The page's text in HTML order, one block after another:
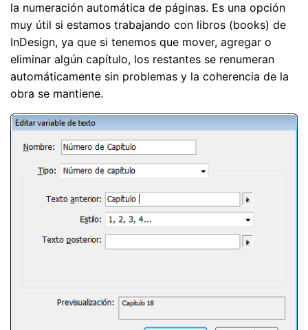
la numeración automática de páginas. Es una opción
muy útil si estamos trabajando con libros (books) de
InDesign, ya que si tenemos que mover, agregar o
eliminar algún capítulo, los restantes se renumeran
automáticamente sin problemas y la coherencia de la
obra se mantiene.